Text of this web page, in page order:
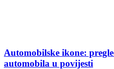
Automobilske ikone:
automobila u povijesti